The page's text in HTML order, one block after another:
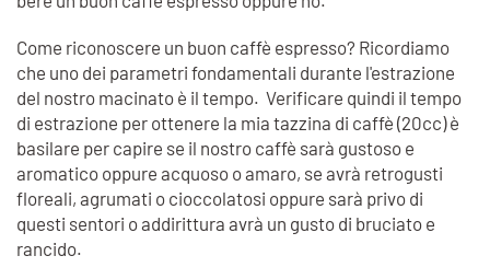
Come riconoscere un buon caffè espresso? Ricordiamo
che uno dei parametri fondamentali durante l'estrazione
del nostro macinato è il tempo. Verificare quindi il tempo
di estrazione per ottenere la mia tazzina di caffè (20cc) è
basilare per capire se il nostro caffè sarà gustoso e
aromatico oppure acquoso o amaro, se avrà retrogusti
floreali, agrumati o cioccolatosi oppure sarà privo di
questi sentori o addirittura avrà un gusto di bruciato e
rancido.